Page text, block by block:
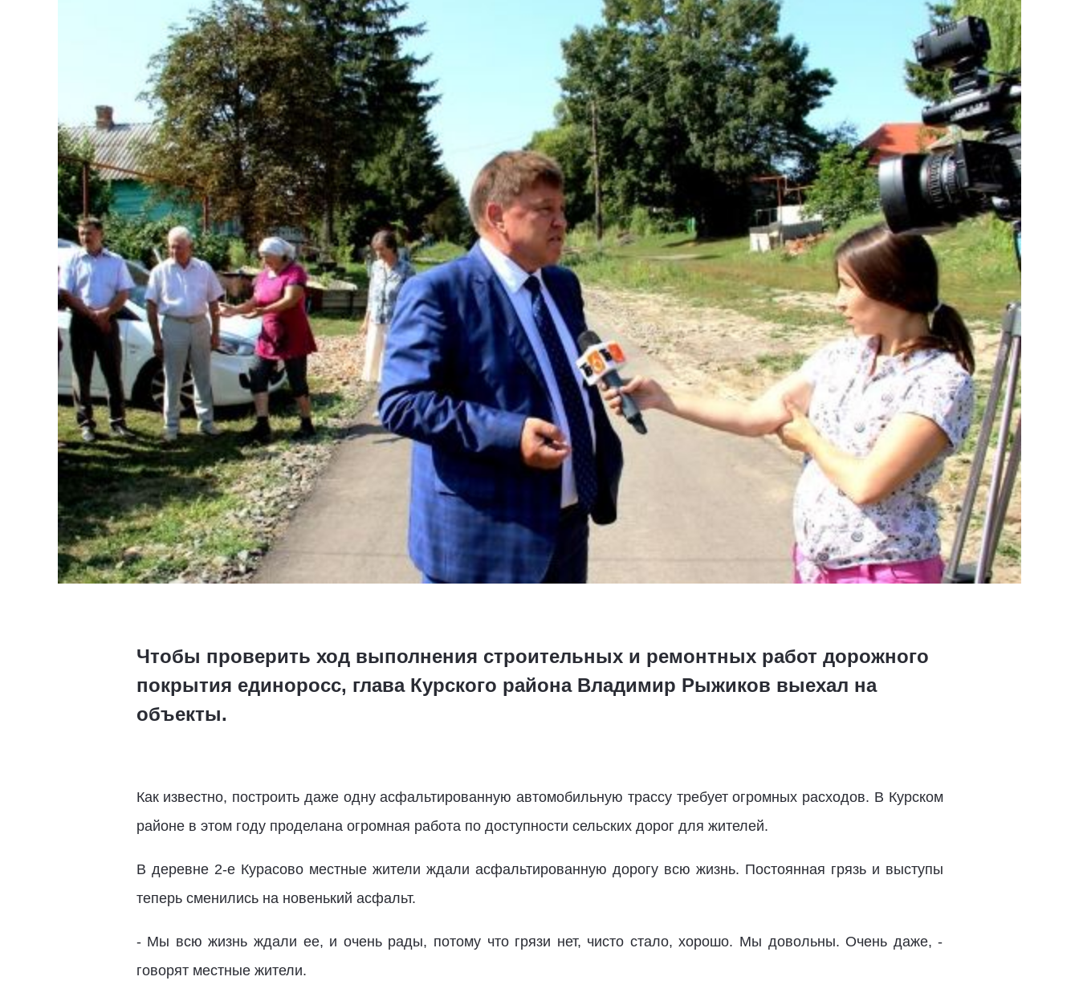
Чтобы проверить ход выполнения строительных и ремонтных работ дорожного
покрытия единоросс, глава Курского района Владимир Рыжиков выехал на
объекты.
Как известно, построить даже одну асфальтированную автомобильную трассу требует огромных расходов. В Курском
районе в этом году проделана огромная работа по доступности сельских дорог для жителей.
В деревне 2-е Курасово местные жители ждали асфальтированную дорогу всю жизнь. Постоянная грязь и выступы
теперь сменились на новенький асфальт.
- Мы всю жизнь ждали ее, и очень рады, потому что грязи нет, чисто стало, хорошо. Мы довольны. Очень даже, -
говорят местные жители.